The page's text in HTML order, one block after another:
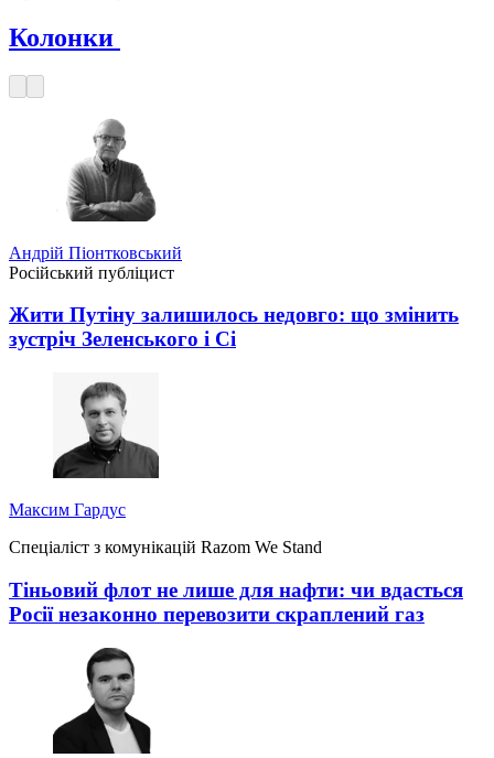
Колонки
Андрій Піонтковський
Російський публіцист
Жити Путіну залишилось недовго: що змінить
зустріч Зеленського і Сі
Максим Гардус
Спеціаліст з комунікацій Razom We Stand
Тіньовий флот не лише для нафти: чи вдасться
Росії незаконно перевозити скраплений газ